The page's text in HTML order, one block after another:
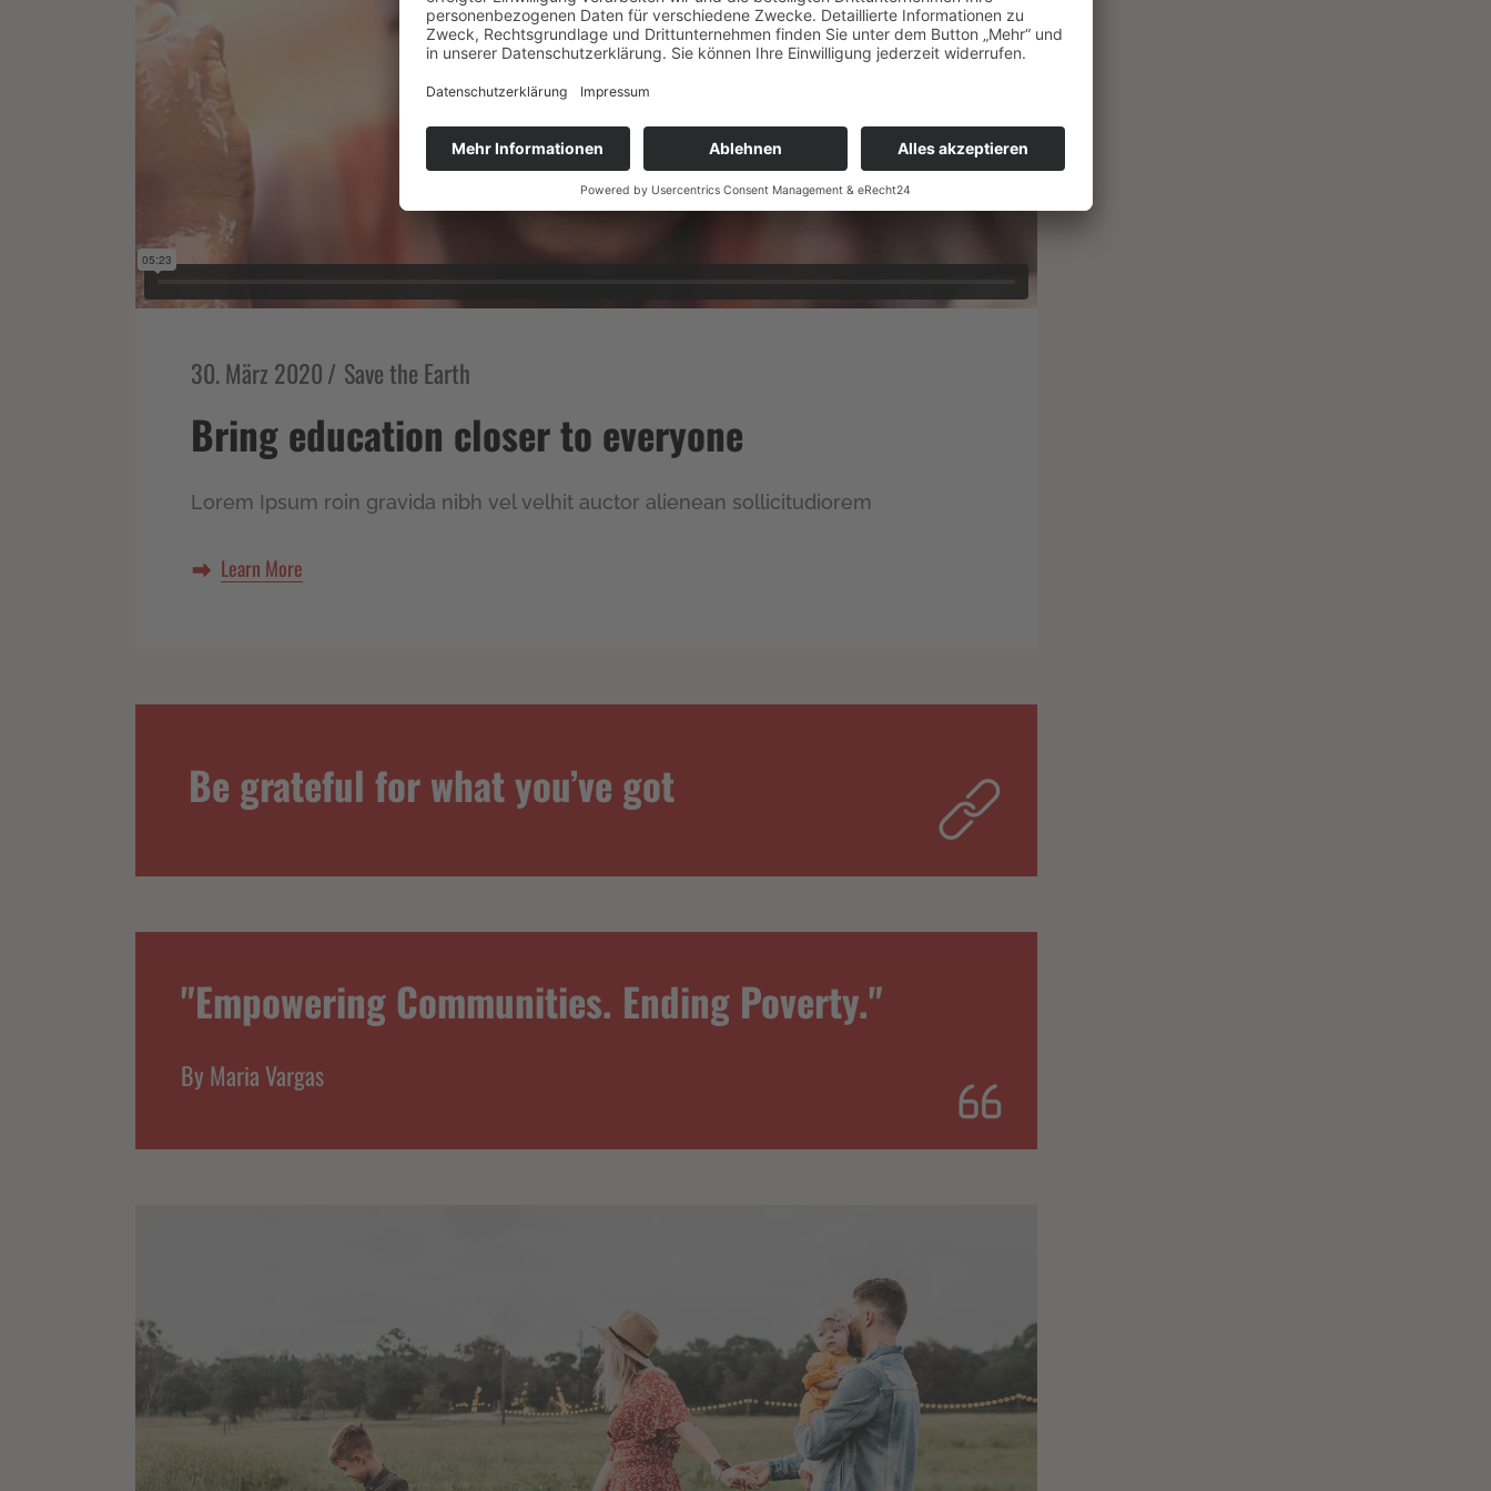
30. März 2020 Save the Earth
Bring education closer to everyone
Lorem Ipsum roin gravida nibh vel velhit auctor alienean sollicitudiorem
Learn More
Be grateful for what you’ve got
"Empowering Communities. Ending Poverty."
By Maria Vargas